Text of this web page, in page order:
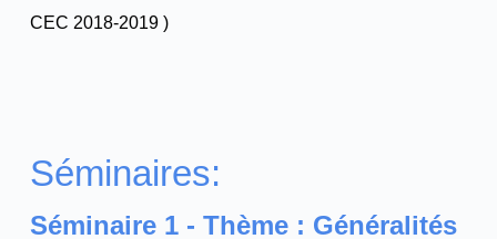
CEC 2018-2019 )
Séminaires:
Séminaire 1 - Thème : Généralités